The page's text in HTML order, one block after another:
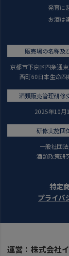
発育に
お酒は
販売場の名称及
京都市下京区四条通
西町60日本生命四
酒類販売管理研修
2025年10月
研修実施団
一般社団法
酒類政策研
特定
プライバ
運営：株式会社